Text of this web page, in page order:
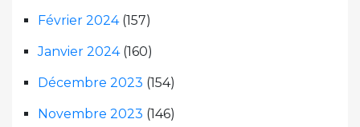
Février 2024(157)
Janvier 2024(160)
Décembre 2023 (154)
Novembre 2023 (146)